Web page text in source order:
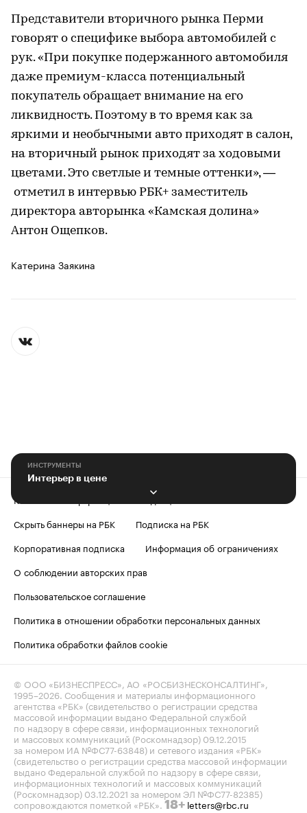
Представители вторичного рынка Перми
говорят о специфике выбора автомобилей с
рук. «При покупке подержанного автомобиля
даже премиум-класса потенциальный
покупатель обращает внимание на его
ликвидность. Поэтому в то время как за
яркими и необычными авто приходят в салон,
на вторичный рынок приходят за ходовыми
цветами. Это светлые и темные оттенки», —
отметил в интервью РБК+ заместитель
директора авторынка «Камская долина»
Антон Ощепков.
Катерина Заякина
ИНСТРУМЕНТЫ
Интерьер в цене
Контактная информация
Редакция
Скрыть баннеры на РБК
Подписка на РБК
Корпоративная подписка
Информация об ограничениях
О соблюдении авторских прав
Пользовательское соглашение
Политика в отношении обработки персональных данных
Политика обработки файлов cookie
© ООО «БИЗНЕСПРЕСС», АО «РОСБИЗНЕСКОНСАЛТИНГ»,
1995–2026 . Сообщения и материалы информационного
агентства «РБК» (свидетельство о регистрации средства
массовой информации выдано Федеральной службой
по надзору в сфере связи, информационных технологий
и массовых коммуникаций (Роскомнадзор) 09.12.2015
за номером ИА №ФС77-63848) и сетевого издания «РБК»
(свидетельство о регистрации средства массовой информации
выдано Федеральной службой по надзору в сфере связи,
информационных технологий и массовых коммуникаций
(Роскомнадзор) 03.12.2021 за номером ЭЛ №ФС77-82385)
сопровождаются пометкой «РБК». 18+ letters@rbc.ru